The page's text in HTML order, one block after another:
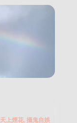
天上煙花, 攝鬼自娛